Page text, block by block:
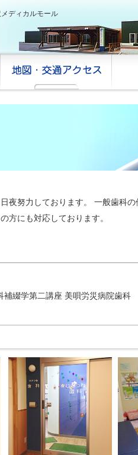
メディカルモール
夜努力しております。 一般歯科
方にも対応しております。
綴学第二講座 美唄労災病院歯科